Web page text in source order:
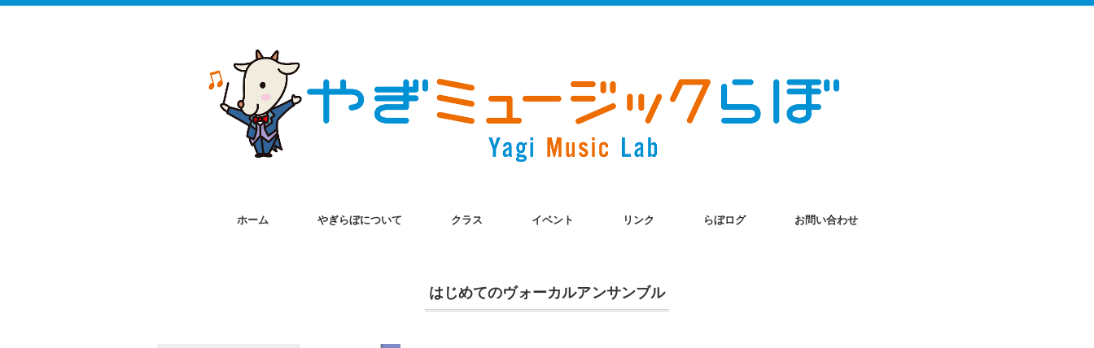
ホーム やぎらぼについて クラス イベント リンク らぼログ お問い合わせ
はじめてのヴォーカルアンサンブル